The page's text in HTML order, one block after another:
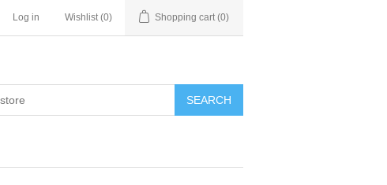
Log in Wishlist (0) Shopping cart (0)
SEARCH